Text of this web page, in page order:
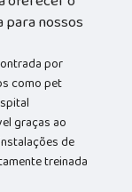
nossos
por
como pet
graças ao
de
treinada